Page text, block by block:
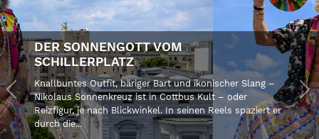
DER SONNENGOTT VOM
SCHILLERPLATZ
Knallbuntes Outfit, bäriger Bart und ikonischer Slang –
Nikolaus Sonnenkreuz ist in Cottbus Kult – oder
Reizfigur, je nach Blickwinkel. In seinen Reels spaziert er
durch die...
Previous